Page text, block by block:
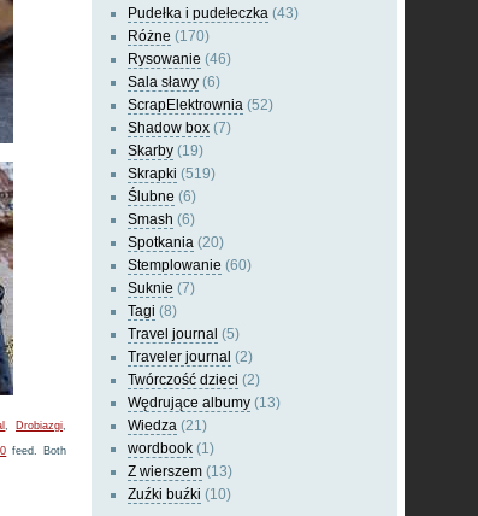
, Drobiazgi,
feed. Both
Pudełka i pudełeczka (43)
Różne (170)
Rysowanie (46)
Sala sławy (6)
ScrapElektrownia (52)
Shadow box (7)
Skarby (19)
Skrapki (519)
Ślubne (6)
Smash (6)
Spotkania (20)
Stemplowanie (60)
Suknie (7)
Tagi (8)
Travel journal (5)
Traveler journal (2)
Twórczość dzieci (2)
Wędrujące albumy (13)
Wiedza (21)
wordbook (1)
Z wierszem (13)
Zuźki buźki (10)